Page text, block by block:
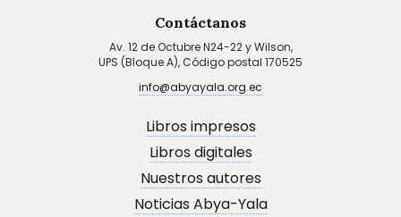
Contáctanos
Av. 12 de Octubre N24-22 y Wilson,
UPS (Bloque A), Código postal 170525
info@abyayala.org.ec
Libros impresos
Libros digitales
Nuestros autores
Noticias Abya-Yala